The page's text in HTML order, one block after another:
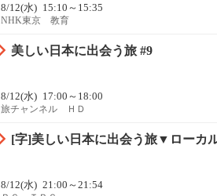
8/12(水) 15:10～15:35
NHK東京 教育
美しい日本に出会う旅 #9
8/12(水) 17:00～18:00
旅チャンネル ＨＤ
[字]美しい日本に出会う旅▼ローカ
8/12(水) 21:00～21:54